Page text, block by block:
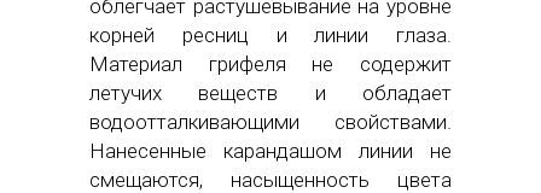
облегчает растушевывание на уровне
корней ресниц и линии глаза.
Материал грифеля не содержит
летучих веществ и обладает
водоотталкивающими свойствами.
Нанесенные карандашом линии не
смещаются, насыщенность цвета